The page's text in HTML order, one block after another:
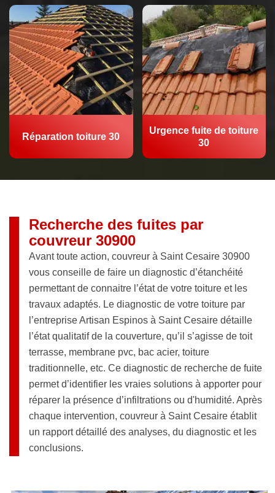
Réparation toiture 30
Urgence fuite de toiture
30
Recherche des fuites par
couvreur 30900
Avant toute action, couvreur à Saint Cesaire 30900
vous conseille de faire un diagnostic d’étanchéité
permettant de connaitre l’état de votre toiture et les
travaux adaptés. Le diagnostic de votre toiture par
l’entreprise Artisan Espinos à Saint Cesaire détaille
l’état qualitatif de la couverture, qu’il s’agisse de toit
terrasse, membrane pvc, bac acier, toiture
traditionnelle, etc. Ce diagnostic de recherche de fuite
permet d’identifier les vraies solutions à apporter pour
réparer la présence d’infiltrations ou d'humidité. Après
chaque intervention, couvreur à Saint Cesaire établit
un rapport détaillé des analyses, du diagnostic et les
conclusions.